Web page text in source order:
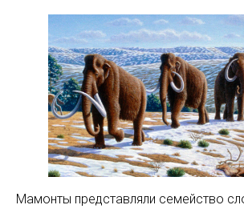
Мамонты представляли семейство